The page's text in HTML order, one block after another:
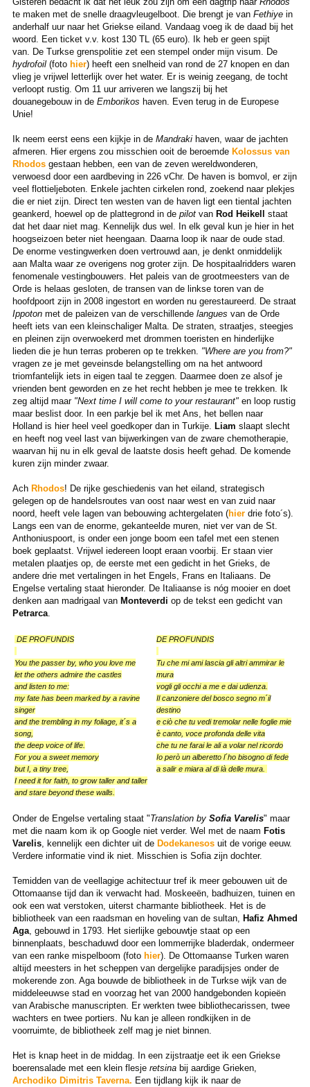
te maken met de snelle draagvleugelboot. Die brengt je van Fethiyein
anderhalf uur naar het Griekse eiland. Vandaag voeg ik de daad bij het
woord. Een ticket v.v. kost 130 TL (65 euro). Ik heb er geen spijt
van. De Turkse grenspolitie zet een stempel onder mijn visum. De
hydrofoil(foto hier) heeft een snelheid van rond de 27 knopen en dan
vlieg je vrijwel letterlijk over het water. Er is weinig zeegang, de tocht
verloopt rustig. Om 11 uur arriveren we langszij bij het
douanegebouw in de Emborikos haven. Even terug in de Europese
Unie!
Ik neem eerst eens een kijkje in deMandraki haven, waar de jachten
afmeren. Hier ergens zou misschien ooit de beroemde Kolossus van
Rhodosgestaan hebben, een van de zeven wereldwonderen,
verwoesd door een aardbeving in 226 vChr. De haven is bomvol, er zijn
veel flottieljeboten. Enkele jachten cirkelen rond, zoekend naar plekjes
die er niet zijn. Direct ten westen van de haven ligt een tiental jachten
geankerd, hoewel op de plattegrond in de pilot van Rod Heikell staat
dat het daar niet mag. Kennelijk dus wel. In elk geval kun je hier in het
hoogseizoen beter niet heengaan. Daarna loop ik naar de oude stad.
De enorme vestingwerken doen vertrouwd aan, je denkt onmiddelijk
aan Malta waar ze overigens nog groter zijn. De hospitaalridders waren
fenomenale vestingbouwers. Het paleis van de grootmeesters van de
Orde is helaas gesloten, de transen van de linkse toren van de
hoofdpoort zijn in 2008 ingestort en worden nu gerestaureerd. De straat
Ippotonmet de paleizen van de verschillende langues van de Orde
heeft iets van een kleinschaliger Malta. De straten, straatjes, steegjes
en pleinen zijn overwoekerd met drommen toeristen en hinderlijke
lieden die je hun terras proberen op te trekken. "Where are you from?"
vragen ze je met geveinsde belangstelling om na het antwoord
triomfantelijk iets in eigen taal te zeggen. Daarmee doen ze alsof je
vrienden bent geworden en ze het recht hebben je mee te trekken. Ik
zeg altijd maar "Next time I will come to your restaurant"en loop rustig
maar beslist door. In een parkje bel ik met Ans, het bellen naar
Holland is hier heel veel goedkoper dan in Turkije. Liam slaapt slecht
en heeft nog veel last van bijwerkingen van de zware chemotherapie,
waarvan hij nu in elk geval de laatste dosis heeft gehad. De komende
kuren zijn minder zwaar.
Ach Rhodos! De rijke geschiedenis van het eiland, strategisch
gelegen op de handelsroutes van oost naar west en van zuid naar
noord, heeft vele lagen van bebouwing achtergelaten (hierdrie foto´s).
Langs een van de enorme, gekanteelde muren, niet ver van de St.
Anthoniuspoort, is onder een jonge boom een tafel met een stenen
boek geplaatst. Vrijwel iedereen loopt eraan voorbij. Er staan vier
metalen plaatjes op, de eerste met een gedicht in het Grieks, de
andere drie met vertalingen in het Engels, Frans en Italiaans. De
Engelse vertaling staat hieronder. De Italiaanse is nóg mooier en doet
denken aan madrigaal van Monteverdi op de tekst een gedicht van
Petrarca.
DE PROFUNDIS
You the passer by, who you love me
let the others admire the castles
and listen to me:
my fate has been marked by a ravine
singer
and the trembling in my foliage, it´s a
song,
the deep voice of life.
For you a sweet memory
but I, a tiny tree,
I need it for faith, to grow taller and taller
and stare beyond these walls.
DE PROFUNDIS
Tu che mi ami lascia gli altri ammirar le
mura
vogli gli occhi a me e dai udienza.
Il canzoniere del bosco segno m´il
destino
e ciò che tu vedi tremolar nelle foglie mie
è canto, voce profonda delle vita
che tu ne farai le ali a volar nel ricordo
Io però un alberetto l´ho bisogno di fede
a salir e miara al di là delle mura.
Onder de Engelse vertaling staat "Translation by Sofia Varelis" maar
met die naam kom ik op Google niet verder. Wel met de naam Fotis
Varelis, kennelijk een dichter uit de Dodekanesos uit de vorige eeuw.
Verdere informatie vind ik niet. Misschien is Sofia zijn dochter.
Temidden van de veellagige achitectuur tref ik meer gebouwen uit de
Ottomaanse tijd dan ik verwacht had. Moskeeën, badhuizen, tuinen en
ook een wat verstoken, uiterst charmante bibliotheek. Het is de
bibliotheek van een raadsman en hoveling van de sultan, Hafiz Ahmed
Aga, gebouwd in 1793. Het sierlijke gebouwtje staat op een
binnenplaats, beschaduwd door een lommerrijke bladerdak, ondermeer
van een ranke mispelboom (foto hier). De Ottomaanse Turken waren
altijd meesters in het scheppen van dergelijke paradijsjes onder de
mokerende zon. Aga bouwde de bibliotheek in de Turkse wijk van de
middeleeuwse stad en voorzag het van 2000 handgebonden kopieën
van Arabische manuscripten. Er werkten twee bibliothecarissen, twee
wachters en twee portiers. Nu kan je alleen rondkijken in de
voorruimte, de bibliotheek zelf mag je niet binnen.
Het is knap heet in de middag. In een zijstraatje eet ik een Griekse
boerensalade met een klein flesje retsina bij aardige Grieken,
Archodiko Dimitris Taverna. Een tijdlang kijk ik naar de